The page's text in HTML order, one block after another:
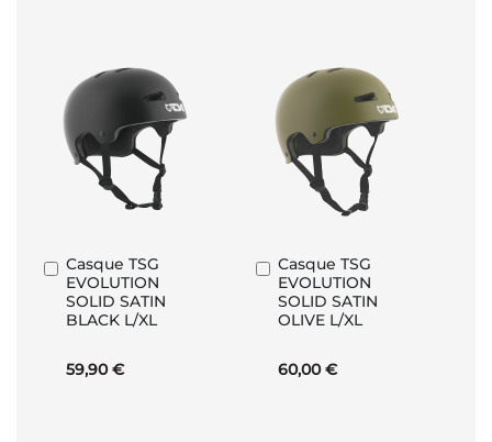
Casque TSG
EVOLUTION
SOLID SATIN
BLACK L/XL
59,90 €
Ajouter
au
panier
Casque TSG
EVOLUTION
SOLID SATIN
OLIVE L/XL
60,00 €
Ajouter
au
panier